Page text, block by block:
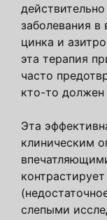
заболевания в
цинка и
эта терапия
часто
кто-то должен
Эта
клиническим
слепыми